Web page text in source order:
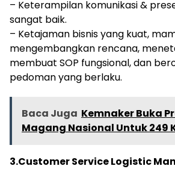
– Keterampilan komunikasi &
sangat baik.
– Ketajaman bisnis yang kuat,
mengembangkan rencana,
membuat SOP fungsional, dan
pedoman yang berlaku.
Baca Juga Kemnaker Buka
Magang Nasional Untuk 249
3.Customer Service Logistic